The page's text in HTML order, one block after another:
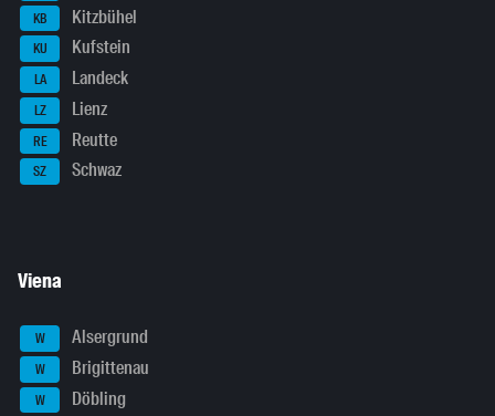
KB Kitzbühel
KU Kufstein
LA Landeck
LZ Lienz
RE Reutte
SZ Schwaz
Viena
W Alsergrund
W Brigittenau
W Döbling